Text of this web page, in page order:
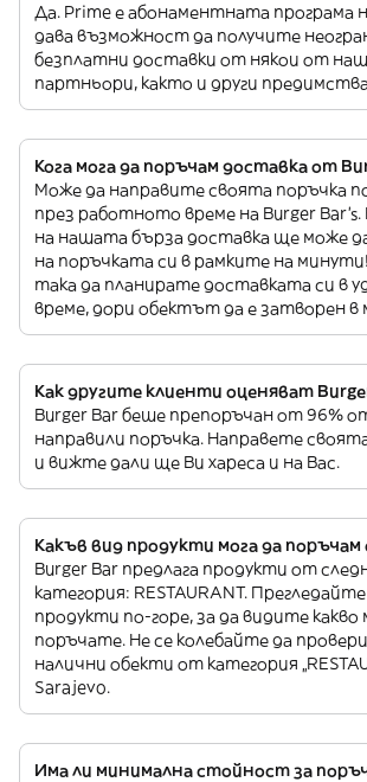
Да. Prime е абонаментната програма
дава възможност да получите
безплатни доставки от някои от
партньори, както и други
Кога мога да поръчам доставка от
Може да направите своята поръчка
през работното време на Burger
на нашата бърза доставка ще може
на поръчката си в рамките на
така да планирате доставката си в
време, дори обектът да е затворен
Как другите клиенти оценяват
Burger Bar беше препоръчан от 96%
направили поръчка. Направете
и вижте дали ще Ви хареса и на Вас.
Какъв вид продукти мога да поръчам
Burger Bar предлага продукти от
категория: RESTAURANT.
продукти по-горе, за да видите какво
поръчате. Не се колебайте да
налични обекти от категория
Sarajevo.
Има ли минимална стойност за